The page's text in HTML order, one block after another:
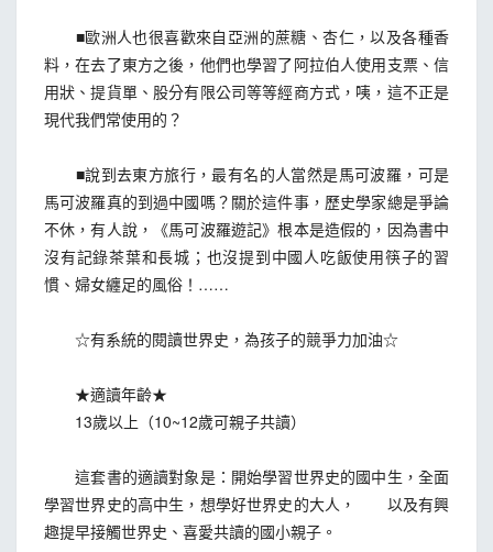
■歐洲人也很喜歡來自亞洲的蔗糖、杏仁，以及各種香
料，在去了東方之後，他們也學習了阿拉伯人使用支票、信
用狀、提貨單、股分有限公司等等經商方式，咦，這不正是
現代我們常使用的？
■說到去東方旅行，最有名的人當然是馬可波羅，可是
馬可波羅真的到過中國嗎？關於這件事，歷史學家總是爭論
不休，有人說，《馬可波羅遊記》根本是造假的，因為書中
沒有記錄茶葉和長城；也沒提到中國人吃飯使用筷子的習
慣、婦女纏足的風俗！……
☆有系統的閱讀世界史，為孩子的競爭力加油☆
★適讀年齡★
13歲以上（10~12歲可親子共讀）
這套書的適讀對象是：開始學習世界史的國中生，全面
學習世界史的高中生，想學好世界史的大人， 以及有興
趣提早接觸世界史、喜愛共讀的國小親子。